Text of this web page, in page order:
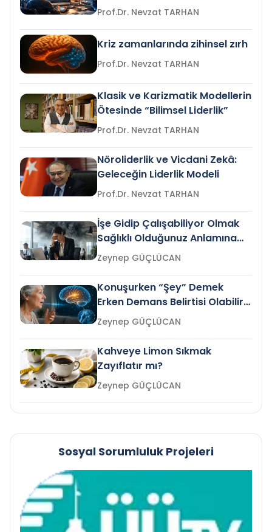
Prof.Dr. Nevzat TARHAN
Kriz zamanlarında zihinsel zırh
Prof.Dr. Nevzat TARHAN
Klasik ve Karizmatik Modellerin
Ötesinde “Bilimsel Liderlik”
Prof.Dr. Nevzat TARHAN
Nöroliderlik ve Vicdani Zekâ:
Geleceğin Liderlik Modeli
Prof.Dr. Nevzat TARHAN
İşe Gidip Çalışabiliyor Olmak
Sağlıklı Olduğunuz Anlamına
Gelir mi?Zeynep GÜÇLÜCAN
Konuşurken “Şey” Demek
Erken Demans Belirtisi Olabilir
mi?
Zeynep GÜÇLÜCAN
Kahveye Limon Sıkmak
Zayıflatır mı?
Zeynep GÜÇLÜCAN
Sosyal Sorumluluk Projeleri